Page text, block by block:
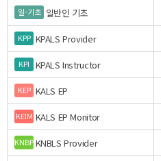
일-기초 일반인 기초
KPP KPALS Provider
KPI KPALS Instructor
KEP KALS EP
KEIM KALS EP Monitor
KNBPKNBLS Provider